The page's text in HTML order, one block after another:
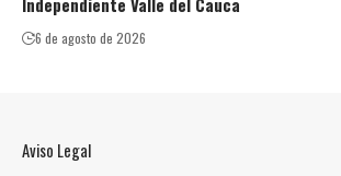
6 de agosto de 2026
Aviso Legal